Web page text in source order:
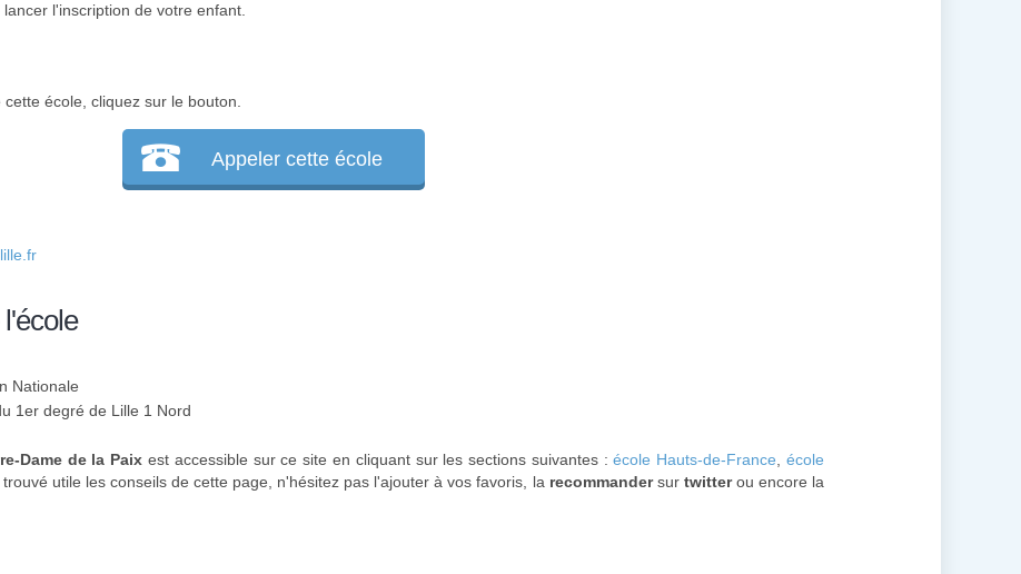
l'inscription de votre enfant.
école, cliquez sur le bouton.
Appeler cette école
Nationale
1er degré de Lille 1 Nord
Dame de la Paix est accessible sur ce site en cliquant sur les sections suivantes :école Hauts-de-France ,école
trouvé utile les conseils de cette page, n'hésitez pas l'ajouter à vos favoris, la recommandersur twitterou encore la